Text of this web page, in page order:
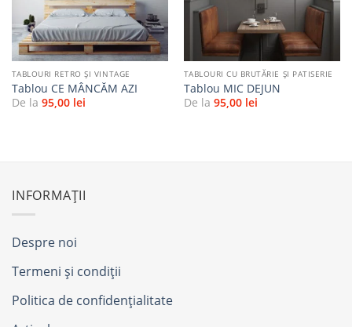
TABLOURI RETRO ȘI VINTAGE
Tablou CE MÂNCĂM AZI
De la 95,00 lei
TABLOURI CU BRUTĂRIE ŞI PATISERIE
Tablou MIC DEJUN
De la 95,00 lei
INFORMAȚII
Despre noi
Termeni și condiții
Politica de confidențialitate